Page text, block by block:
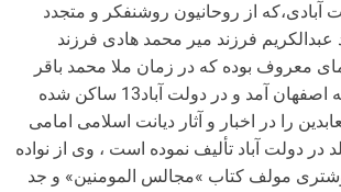
آبادی،که از روحانیون روشنفکر و متجدد
عبدالکریم فرزند میر محمد هادی فرزند
معروف بوده که در زمان ملا محمد باقر
مجلسی از شوشتر به اصفهان آمد و در دولت آباد13 ساکن شده
را در اخبار و آثار دیانت اسلامی امامی
در دولت آباد تألیف نموده است ، وی از نواده
مولف کتاب »مجالس المومنین» و جد